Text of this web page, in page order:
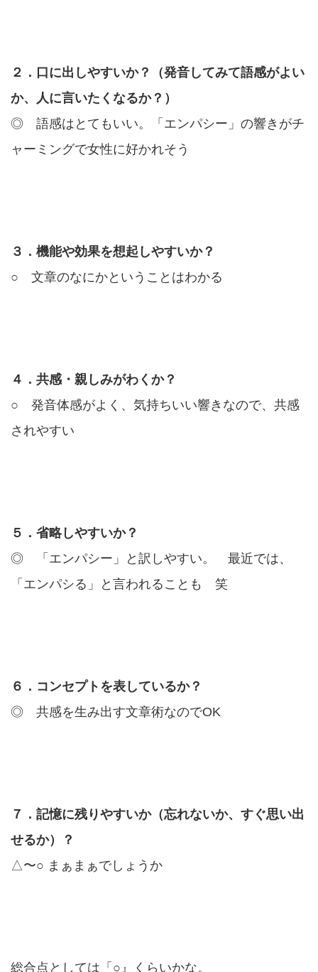
２．口に出しやすいか？（発音してみて語感がよい
か、人に言いたくなるか？）
◎ 語感はとてもいい。「エンパシー」の響きがチ
ャーミングで女性に好かれそう
３．機能や効果を想起しやすいか？
○ 文章のなにかということはわかる
４．共感・親しみがわくか？
○ 発音体感がよく、気持ちいい響きなので、共感
されやすい
５．省略しやすいか？
◎ 「エンパシー」と訳しやすい。 最近では、
「エンパシる」と言われることも 笑
６．コンセプトを表しているか？
◎ 共感を生み出す文章術なのでOK
７．記憶に残りやすいか（忘れないか、すぐ思い出
せるか）？
△〜○ まぁまぁでしょうか
総合点としては「○』くらいかな。